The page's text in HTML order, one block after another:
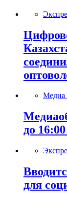
Медиа
до
для